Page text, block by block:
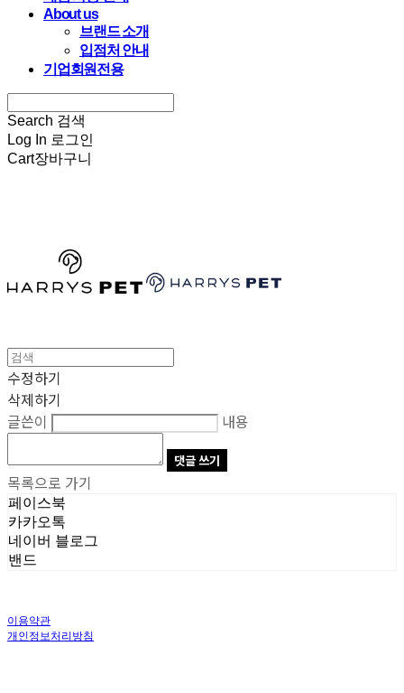
About us
브랜드 소개
입점처 안내
기업회원전용
Search 검색
Log In 로그인
Cart장바구니
수정하기
삭제하기
글쓴이
내용
댓글 쓰기
목록으로 가기
페이스북
카카오톡
네이버 블로그
밴드
이용약관
개인정보처리방침